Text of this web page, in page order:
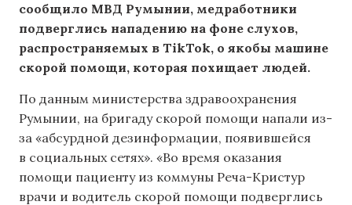
сообщило МВД Румынии, медработники
подверглись нападению на фоне слухов,
распространяемых в TikTok, о якобы машине
скорой помощи, которая похищает людей.
По данным министерства здравоохранения
Румынии, на бригаду скорой помощи напали из-
за «абсурдной дезинформации, появившейся
в социальных сетях». «Во время оказания
помощи пациенту из коммуны Реча-Кристур
врачи и водитель скорой помощи подверглись